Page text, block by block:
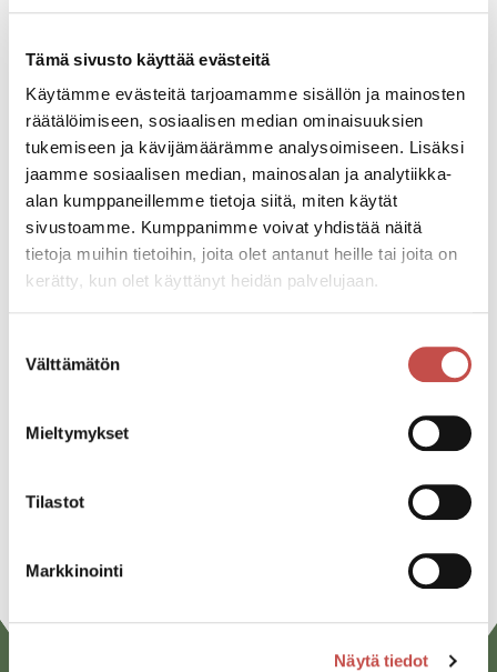
Tämä sivusto käyttää evästeitä
Käytämme evästeitä tarjoamamme sisällön ja mainosten
räätälöimiseen, sosiaalisen median ominaisuuksien
tukemiseen ja kävijämäärämme analysoimiseen. Lisäksi
jaamme sosiaalisen median, mainosalan ja analytiikka-
alan kumppaneillemme tietoja siitä, miten käytät
sivustoamme. Kumppanimme voivat yhdistää näitä
tietoja muihin tietoihin, joita olet antanut heille tai joita on
kerätty, kun olet käyttänyt heidän palvelujaan.
valinta
Välttämätön
Mieltymykset
Tilastot
Markkinointi
Näytä tiedot
Tapahtumapaikka
Pääsymaksu
Maksuton
Katso kaikki tapahtumat
Twitter